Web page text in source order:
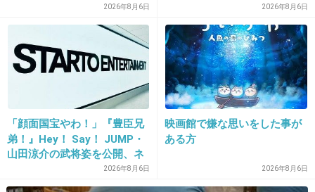
そもそも「カワイイ区」なんていらないよｗ
+96 -1
19. 匿名
なにこの茶番・・
+53 -0
2026年8月6日
主婦が買うのをやめた食品5
つ
2026年8月6日
「顔面国宝やわ！」『豊臣兄
弟！』Hey！ Say！ JUMP・
山田涼介の武将姿を公開、ネ
ット歓喜「ビジュ良すぎん」
「こんな美しい秀次は初め
2026年8月6日
映画館で嫌な思いをした事が
ある方
2026年8月6日